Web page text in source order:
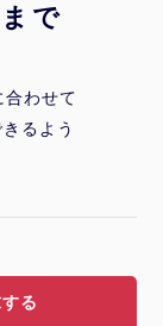
で
わせて
るよう
る